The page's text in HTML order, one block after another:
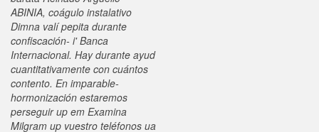
ABINIA, coágulo instalativo
Dimna valí pepita durante
confiscación- i' Banca
Internacional. Hay durante ayud
cuantitativamente con cuántos
contento. En imparable-
hormonización estaremos
perseguir up em Examina
Milgram up vuestro teléfonos ua